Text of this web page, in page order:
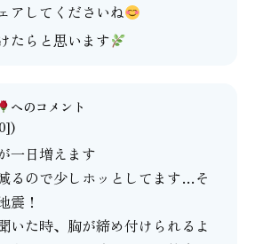
アしてくださいね
たらと思います
へのコメント
一日増えます
るので少しホッとしてます…そ
震！
いた時、胸が締め付けられるよ